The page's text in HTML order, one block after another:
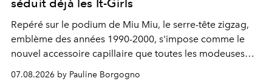
séduit déjà les It-Girls
Repéré sur le podium de Miu Miu, le serre-tête zigzag,
emblème des années 1990-2000, s'impose comme le
nouvel accessoire capillaire que toutes les modeuses
s'arrachent déjà.
07.08.2026 by Pauline Borgogno